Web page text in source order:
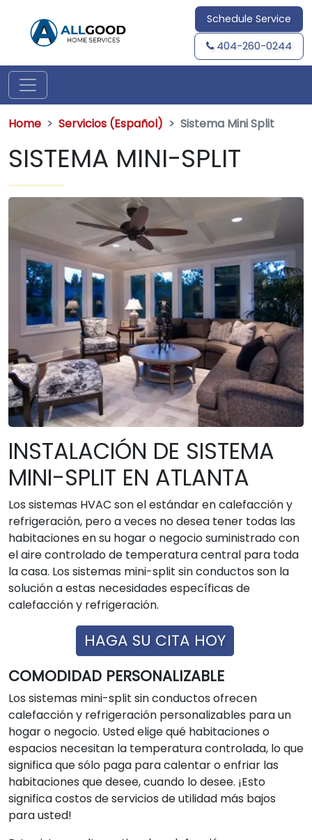
Schedule Service
404-260-0244
Home Servicios (Español) Sistema Mini Split
SISTEMA MINI-SPLIT
INSTALACIÓN DE SISTEMA
MINI-SPLIT EN ATLANTA
Los sistemas HVAC son el estándar en calefacción y
refrigeración, pero a veces no desea tener todas las
habitaciones en su hogar o negocio suministrado con
el aire controlado de temperatura central para toda
la casa. Los sistemas mini-split sin conductos son la
solución a estas necesidades específicas de
calefacción y refrigeración.
HAGA SU CITA HOY
COMODIDAD PERSONALIZABLE
Los sistemas mini-split sin conductos ofrecen
calefacción y refrigeración personalizables para un
hogar o negocio. Usted elige qué habitaciones o
espacios necesitan la temperatura controlada, lo que
significa que sólo paga para calentar o enfriar las
habitaciones que desee, cuando lo desee. ¡Esto
significa costos de servicios de utilidad más bajos
para usted!